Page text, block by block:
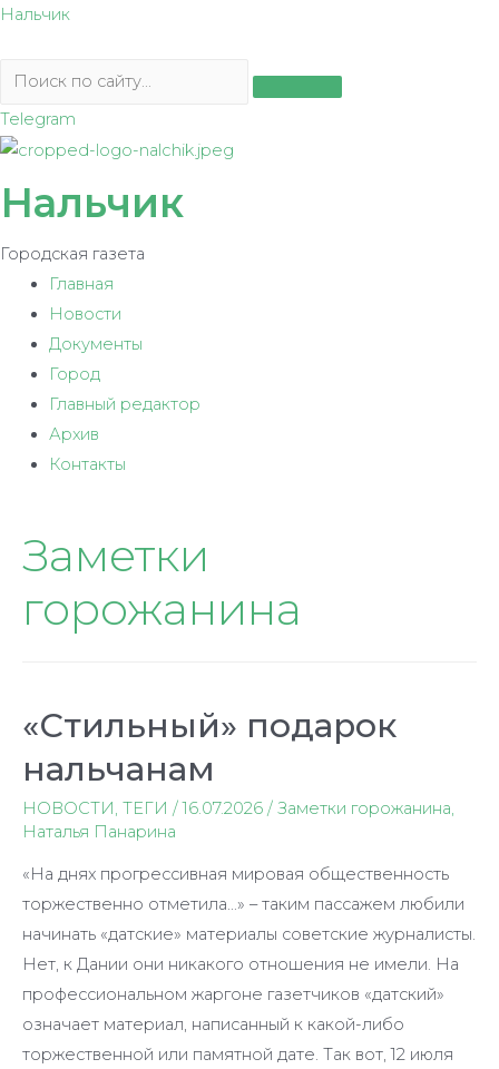
Перейти
содержимому
Нальчик
Telegram
Нальчик
Городская газета
Главная
Новости
Документы
Город
Главный редактор
Архив
Контакты
Заметки
горожанина
«Стильный» подарок
нальчанам
НОВОСТИ, ТЕГИ /16.07.2026 / Заметки горожанина,
Наталья Панарина
«На днях прогрессивная мировая общественность
торжественно отметила…» – таким пассажем любили
начинать «датские» материалы советские журналисты.
Нет, к Дании они никакого отношения не имели. На
профессиональном жаргоне газетчиков «датский»
означает материал, написанный к какой-либо
торжественной или памятной дате. Так вот, 12 июля